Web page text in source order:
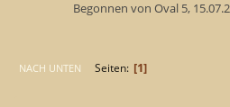
Begonnen von Oval 5,
NACH UNTEN Seiten 1